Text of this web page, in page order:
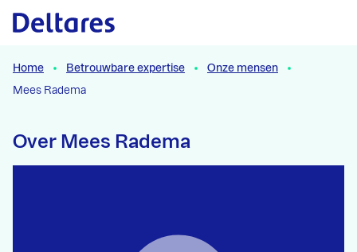
Naar hoofdcontent
Home Betrouwbare expertise
Onze mensen
Mees Radema
Over Mees Radema